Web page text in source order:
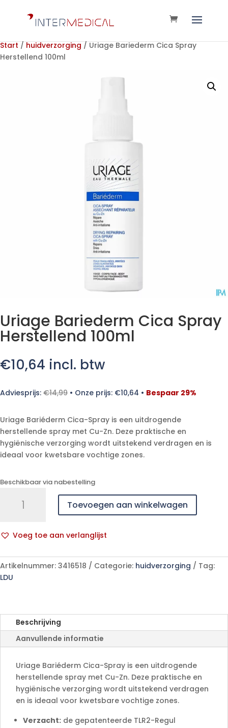
Start / huidverzorging / Uriage Bariederm Cica Spray
Herstellend 100ml
Uriage Bariederm Cica Spray
Herstellend 100ml
€10,64 incl. btw
Adviesprijs: €14,99 • Onze prijs: €10,64 • Bespaar 29%
Uriage Bariéderm Cica-Spray is een uitdrogende
herstellende spray met Cu-Zn. Deze praktische en
hygiënische verzorging wordt uitstekend verdragen en is
ideaal voor kwetsbare vochtige zones.
Beschikbaar via nabestelling
Bariederm
Herstellend
aantal
Toevoegen aan winkelwagen
Voeg toe aan verlanglijst
l
t
e
a
t
Artikelnummer: 3416518 Categorie: huidverzorging
Tag:
LDU
Beschrijving
Aanvullende informatie
Uriage Bariéderm Cica-Spray is een uitdrogende
herstellende spray met Cu-Zn. Deze praktische en
hygiënische verzorging wordt uitstekend verdragen
en is ideaal voor kwetsbare vochtige zones.
Verzacht: de gepatenteerde TLR2-Regul